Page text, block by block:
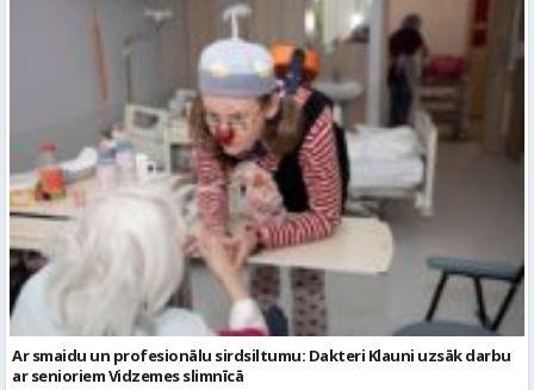
Ar smaidu un profesionālu sirdsiltumu: Dakteri Klauni uzsāk darbu
ar senioriem Vidzemes slimnīcā